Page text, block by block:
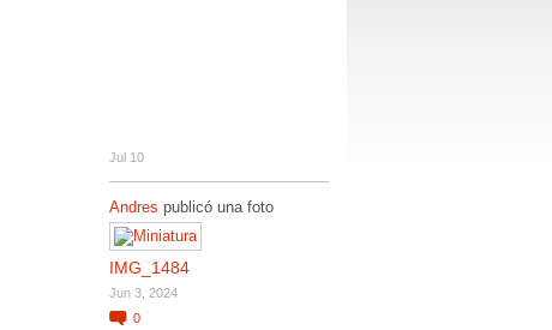
Jul 10
Andres publicó una foto
IMG_1484
Jun 3, 2024
0